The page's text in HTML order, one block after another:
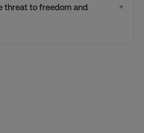
threat to freedom and
↗